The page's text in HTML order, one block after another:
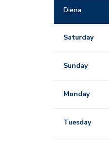
Diena
Saturday
Sunday
Monday
Tuesday